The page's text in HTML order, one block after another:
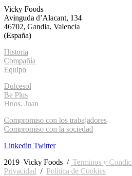
Vicky Foods
Avinguda d’Alacant, 134
46702, Gandia, Valencia
(España)
Historia
Compañía
Equipo
Dulcesol
Be Plus
Hnos. Juan
Compromiso con los trabajadores
Compromiso con la sociedad
Linkedin Twitter
2019 Vicky Foods / Terminos y
Privacidad / Política de Cookies